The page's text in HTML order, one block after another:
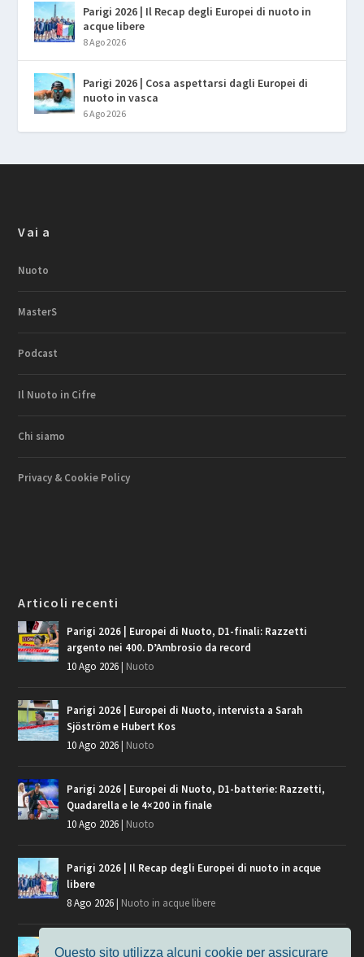
Parigi 2026 | Il Recap degli Europei di nuoto in
acque libere
8 Ago 2026
Parigi 2026 | Cosa aspettarsi dagli Europei di
nuoto in vasca
6 Ago 2026
Vai a
Nuoto
MasterS
Podcast
Il Nuoto in Cifre
Chi siamo
Privacy & Cookie Policy
Articoli recenti
Parigi 2026 | Europei di Nuoto, D1-finali: Razzetti
argento nei 400. D’Ambrosio da record
10 Ago 2026| Nuoto
Parigi 2026 | Europei di Nuoto, intervista a Sarah
Sjöström e Hubert Kos
10 Ago 2026| Nuoto
Parigi 2026 | Europei di Nuoto, D1-batterie: Razzetti,
Quadarella e le 4×200 in finale
10 Ago 2026| Nuoto
Parigi 2026 | Il Recap degli Europei di nuoto in acque
libere
8 Ago 2026| Nuoto in acque libere
Parigi 2026 | Cosa aspettarsi dagli Europei di nuoto in
Questo sito utilizza alcuni cookie per assicurare